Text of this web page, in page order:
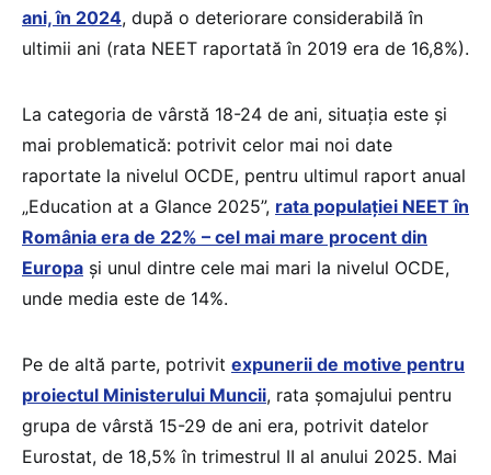
ani, în 2024, după o deteriorare considerabilă în
ultimii ani (rata NEET raportată în 2019 era de 16,8%).
La categoria de vârstă 18-24 de ani, situația este și
mai problematică: potrivit celor mai noi date
raportate la nivelul OCDE, pentru ultimul raport anual
„Education at a Glance 2025”, rata populației NEET în
România era de 22% – cel mai mare procent din
Europa și unul dintre cele mai mari la nivelul OCDE,
unde media este de 14%.
Pe de altă parte, potrivit expunerii de motive pentru
proiectul Ministerului Muncii, rata șomajului pentru
grupa de vârstă 15-29 de ani era, potrivit datelor
Eurostat, de 18,5% în trimestrul II al anului 2025. Mai